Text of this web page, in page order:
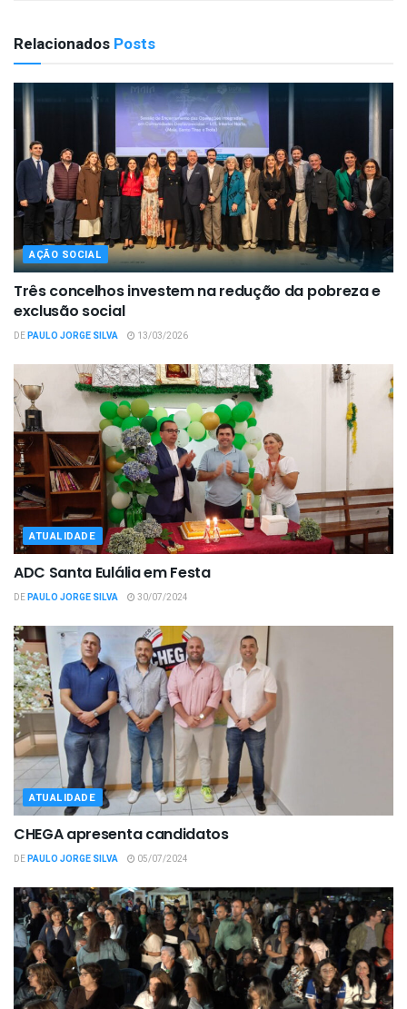
Relacionados Posts
AÇÃO SOCIAL
Três concelhos investem na redução da pobreza e
exclusão social
DEPAULO JORGE SILVA 13/03/2026
ATUALIDADE
ADC Santa Eulália em Festa
DEPAULO JORGE SILVA 30/07/2024
ATUALIDADE
CHEGA apresenta candidatos
DEPAULO JORGE SILVA 05/07/2024